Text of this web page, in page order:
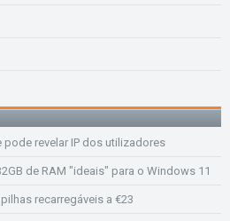
pode revelar IP dos utilizadores
de RAM "ideais" para o Windows 11
recarregáveis a €23